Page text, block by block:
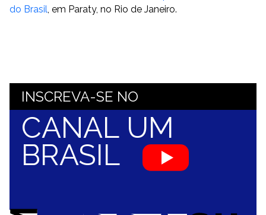
do Brasil, em Paraty, no Rio de Janeiro.
INSCREVA-SE NO
CANAL UM
BRASIL